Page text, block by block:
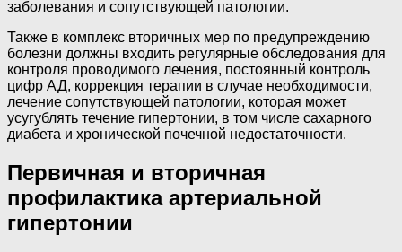
заболевания и сопутствующей патологии.
Также в комплекс вторичных мер по предупреждению
болезни должны входить регулярные обследования для
контроля проводимого лечения, постоянный контроль
цифр АД, коррекция терапии в случае необходимости,
лечение сопутствующей патологии, которая может
усугублять течение гипертонии, в том числе сахарного
диабета и хронической почечной недостаточности.
Первичная и вторичная
профилактика артериальной
гипертонии